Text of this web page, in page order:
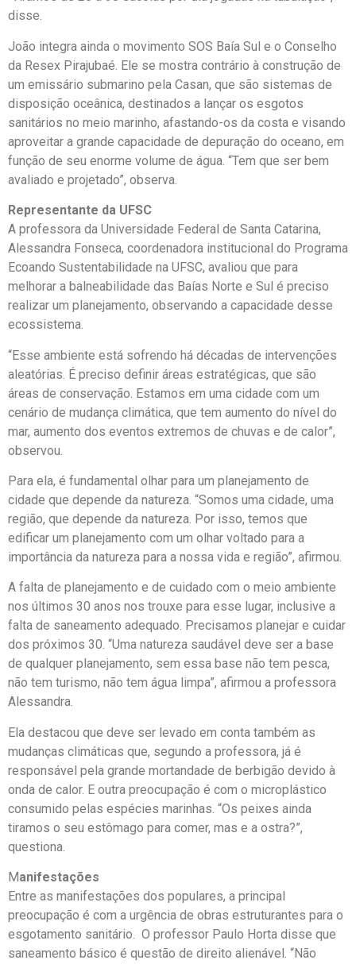
disse.
João integra ainda o movimento SOS Baía Sul e o Conselho
da Resex Pirajubaé. Ele se mostra contrário à construção de
um emissário submarino pela Casan, que são sistemas de
disposição oceânica, destinados a lançar os esgotos
sanitários no meio marinho, afastando-os da costa e visando
aproveitar a grande capacidade de depuração do oceano, em
função de seu enorme volume de água. “Tem que ser bem
avaliado e projetado”, observa.
Representante da UFSC
A professora da Universidade Federal de Santa Catarina,
Alessandra Fonseca, coordenadora institucional do Programa
Ecoando Sustentabilidade na UFSC, avaliou que para
melhorar a balneabilidade das Baías Norte e Sul é preciso
realizar um planejamento, observando a capacidade desse
ecossistema.
“Esse ambiente está sofrendo há décadas de intervenções
aleatórias. É preciso definir áreas estratégicas, que são
áreas de conservação. Estamos em uma cidade com um
cenário de mudança climática, que tem aumento do nível do
mar, aumento dos eventos extremos de chuvas e de calor”,
observou.
Para ela, é fundamental olhar para um planejamento de
cidade que depende da natureza. “Somos uma cidade, uma
região, que depende da natureza. Por isso, temos que
edificar um planejamento com um olhar voltado para a
importância da natureza para a nossa vida e região”, afirmou.
A falta de planejamento e de cuidado com o meio ambiente
nos últimos 30 anos nos trouxe para esse lugar, inclusive a
falta de saneamento adequado. Precisamos planejar e cuidar
dos próximos 30. “Uma natureza saudável deve ser a base
de qualquer planejamento, sem essa base não tem pesca,
não tem turismo, não tem água limpa”, afirmou a professora
Alessandra.
Ela destacou que deve ser levado em conta também as
mudanças climáticas que, segundo a professora, já é
responsável pela grande mortandade de berbigão devido à
onda de calor. E outra preocupação é com o microplástico
consumido pelas espécies marinhas. “Os peixes ainda
tiramos o seu estômago para comer, mas e a ostra?”,
questiona.
Manifestações
Entre as manifestações dos populares, a principal
preocupação é com a urgência de obras estruturantes para o
esgotamento sanitário. O professor Paulo Horta disse que
saneamento básico é questão de direito alienável. “Não